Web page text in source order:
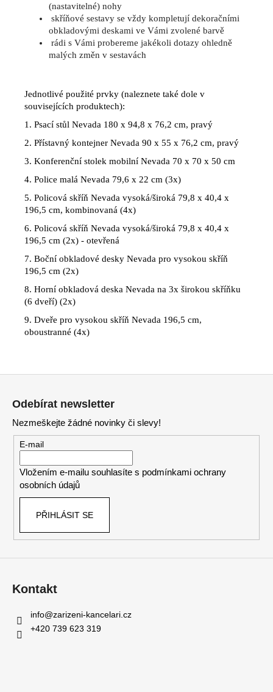
(nastavitelné) nohy
skříňové sestavy se vždy kompletují dekoračními
obkladovými deskami ve Vámi zvolené barvě
rádi s Vámi probereme jakékoli dotazy ohledně
malých změn v sestavách
Jednotlivé použité prvky (naleznete také dole v
souvisejících produktech):
1. Psací stůl Nevada 180 x 94,8 x 76,2 cm, pravý
2. Přístavný kontejner Nevada 90 x 55 x 76,2 cm, pravý
3. Konferenční stolek mobilní Nevada 70 x 70 x 50 cm
4. Police malá Nevada 79,6 x 22 cm (3x)
5. Policová skříň Nevada vysoká/široká 79,8 x 40,4 x
196,5 cm, kombinovaná (4x)
6. Policová skříň Nevada vysoká/široká 79,8 x 40,4 x
196,5 cm (2x) - otevřená
7. Boční obkladové desky Nevada pro vysokou skříň
196,5 cm (2x)
8. Horní obkladová deska Nevada na 3x širokou skříňku
(6 dveří) (2x)
9. Dveře pro vysokou skříň Nevada 196,5 cm,
oboustranné (4x)
Odebírat newsletter
Nezmeškejte žádné novinky či slevy!
E-mail
Vložením e-mailu souhlasíte s podmínkami ochrany
osobních údajů
PŘIHLÁSIT SE
Kontakt
info@zarizeni-kancelari.cz
+420 739 623 319